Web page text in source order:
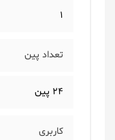
1
تعداد پین
24 پین
کاربری